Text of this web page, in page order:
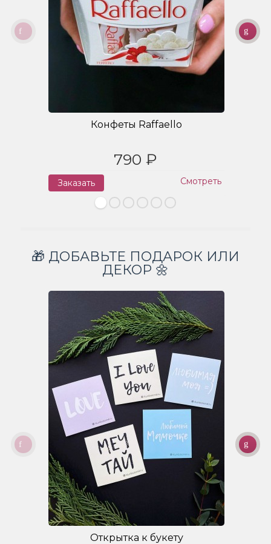
Конфеты Raffaello
790 ₽
Заказать Смотреть
🎁 ДОБАВЬТЕ ПОДАРОК ИЛИ
ДЕКОР 🌼
Открытка к букету